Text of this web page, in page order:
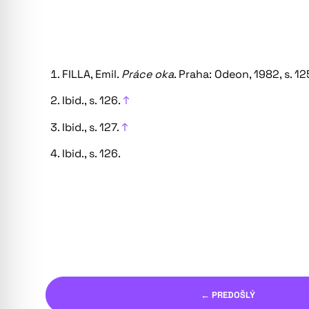
FILLA, Emil. Práce oka. Praha: Odeon, 1982, s.
Ibid., s. 126. ↑
Ibid., s. 127. ↑
Ibid., s. 126.
← PREDOŠLÝ